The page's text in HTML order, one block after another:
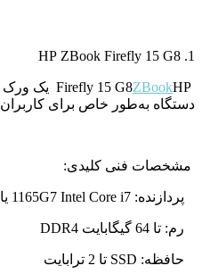
1.
HP ZBook Firefly 15 G8
HP
ZBook
Firefly 15 G8
دستگاه به‌طور خاص برای کاربران
مشخصات فنی کلیدی:
پردازنده: Intel Core i7
1165G7 یا
رم: تا 64 گیگابایت DDR4
حافظه: SSD تا 2 ترابایت